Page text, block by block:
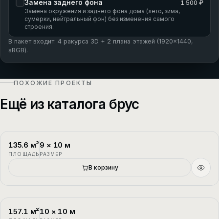
Замена заднего фона 1 500 ₽
Замена окружения и заднего фона дома (лето, зима,
сумерки, нейтральный фон) без изменения самого
строения.
В пакет входит: 4 ракурса 3D + 2 плана этажей (1920×1440,
sRGB).
ПОХОЖИЕ ПРОЕКТЫ
Ещё из каталога брус
П-1
135.6 м²
ПЛОЩАДЬ
9 × 10 м
РАЗМЕР
В корзину
П-2
157.1 м²10 × 10 м